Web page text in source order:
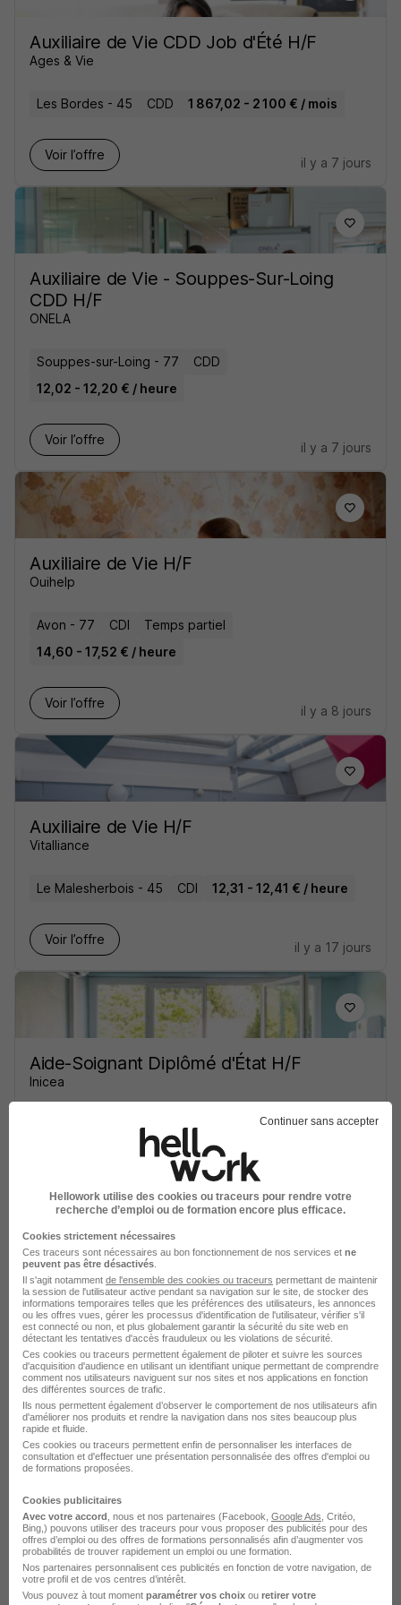
Auxiliaire de Vie CDD Job d'Été H/F
Ages & Vie
Les Bordes - 45 CDD 1 867,02 - 2 100 € / mois
Voir l’offre
il y a 7 jours
Auxiliaire de Vie - Souppes-Sur-Loing
CDD H/F
ONELA
Souppes-sur-Loing - 77
CDD
12,02 - 12,20 € / heure
Voir l’offre
il y a 7 jours
Auxiliaire de Vie H/F
Ouihelp
Avon - 77 CDI
Temps partiel
14,60 - 17,52 € / heure
Voir l’offre
il y a 8 jours
Auxiliaire de Vie H/F
Vitalliance
Le Malesherbois - 45 CDI 12,31 - 12,41 € / heure
Voir l’offre
il y a 17 jours
Aide-Soignant Diplômé d'État H/F
Inicea
Auxiliaire de Vie H/F
Senior Compagnie Recrutement
Fontainebleau - 77 CDI
Temps partiel
12,34 - 12,80 € / heure
Voir l’offre
il y a 9 jours
Aide Soignant Diplômé Nuit H/F
Domusvi
Continuer sans accepter
Hellowork utilise des cookies ou traceurs pour rendre votre
recherche d’emploi ou de formation encore plus efficace.
Cookies strictement nécessaires
Ces traceurs sont nécessaires au bon fonctionnement de nos services et ne
peuvent pas être désactivés
Il s'agit notamment de l'ensemble des cookies ou traceurs permettant de maintenir
la session de l'utilisateur active pendant sa navigation sur le site, de stocker des
informations temporaires telles que les préférences des utilisateurs, les annonces
ou les offres vues, gérer les processus d'identification de l'utilisateur, vérifier s'il
est connecté ou non, et plus globalement garantir la sécurité du site web en
détectant les tentatives d'accès frauduleux ou les violations de sécurité.
Ces cookies ou traceurs permettent également de piloter et suivre les sources
d'acquisition d'audience en utilisant un identifiant unique permettant de comprendre
comment nos utilisateurs naviguent sur nos sites et nos applications en fonction
des différentes sources de trafic.
Ils nous permettent également d’observer le comportement de nos utilisateurs afin
d'améliorer nos produits et rendre la navigation dans nos sites beaucoup plus
rapide et fluide.
Ces cookies ou traceurs permettent enfin de personnaliser les interfaces de
consultation et d'effectuer une présentation personnalisée des offres d'emploi ou
de formations proposées.
Cookies publicitaires
Avec votre accord , nous et nos partenaires (Facebook, Google Ads , Critéo,
Bing,) pouvons utiliser des traceurs pour vous proposer des publicités pour des
offres d’emploi ou des offres de formations personnalisés afin d’augmenter vos
probabilités de trouver rapidement un emploi ou une formation.
Nos partenaires personnalisent ces publicités en fonction de votre navigation, de
votre profil et de vos centres d’intérêt.
Vous pouvez à tout moment paramétrer vos choix ou retirer votre